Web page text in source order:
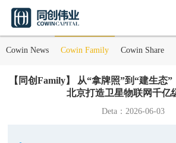
Cowin News Cowin Family Cowin Share
【同创Family】 从“拿牌照”到“建生态
北京打造卫星物联网千亿
Deta：2026-06-03